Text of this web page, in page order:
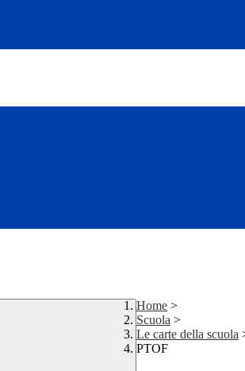
Home >
Scuola >
Le carte della scuola
PTOF